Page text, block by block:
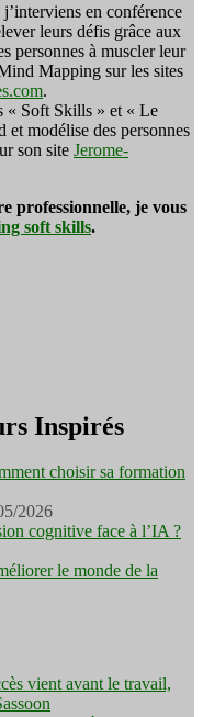
en conférence
leurs défis grâce aux
personnes à muscler leur
Mapping sur les sites
.
« Soft Skills » et « Le
modélise des personnes
son site Jerome-
professionnelle, je vous
soft skills.
Inspirés
choisir sa formation
2026
cognitive face à l’IA ?
le monde de la
vient avant le travail,